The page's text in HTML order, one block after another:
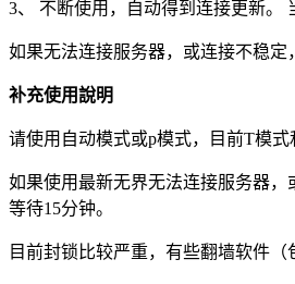
3、 不断使用，自动得到连接更新。
如果无法连接服务器，或连接不稳
补充使用說明
请使用自动模式或p模式，目前T模
如果使用最新无界无法连接服务器
等待15分钟。
目前封锁比较严重，有些翻墙软件（